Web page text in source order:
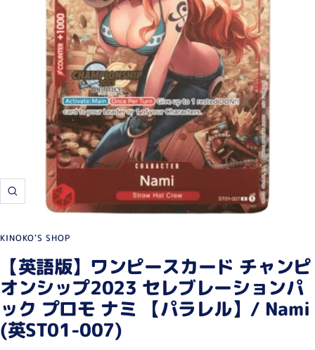
ズ
ム
ン
KINOKO'S SHOP
【英語版】ワンピースカード チャンピ
オンシップ2023 セレブレーションパ
ック プロモ ナミ 【パラレル】/ Nami
(英ST01-007)